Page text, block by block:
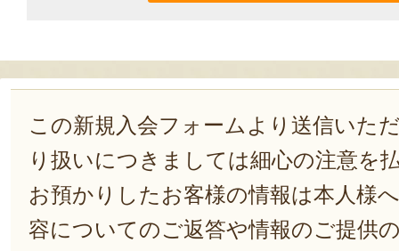
この新規入会フォームより送信いた
り扱いにつきましては細心の注意を
お預かりしたお客様の情報は本人様
容についてのご返答や情報のご提供